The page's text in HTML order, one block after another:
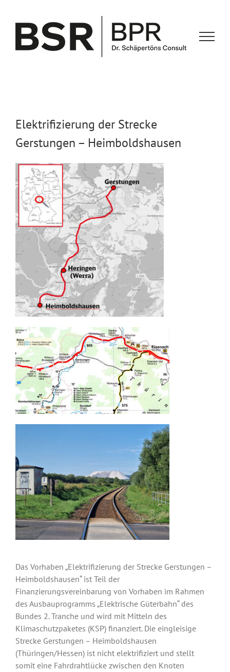
springen
Elektrifizierung der Strecke
Gerstungen – Heimboldshausen
Das Vorhaben „Elektrifizierung der Strecke Gerstungen –
Heimboldshausen“ ist Teil der
Finanzierungsvereinbarung von Vorhaben im Rahmen
des Ausbauprogramms „Elektrische Güterbahn“ des
Bundes 2. Tranche und wird mit Mitteln des
Klimaschutzpaketes (KSP) finanziert. Die eingleisige
Strecke Gerstungen – Heimboldshausen
(Thüringen/Hessen) ist nicht elektrifiziert und stellt
somit eine Fahrdrahtlücke zwischen den Knoten